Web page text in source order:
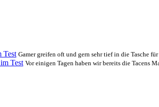
Test Gamer greifen oft und gern sehr tief in die Tasche
Test Vor einigen Tagen haben wir bereits die Tacens